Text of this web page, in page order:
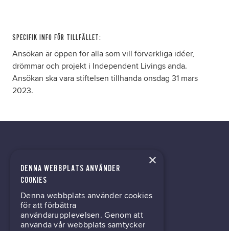
SPECIFIK INFO FÖR TILLFÄLLET:
Ansökan är öppen för alla som vill förverkliga idéer,
drömmar och projekt i Independent Livings anda.
Ansökan ska vara stiftelsen tillhanda onsdag 31 mars
2023.
kontor@gil.se
031-63 64 80
×
DENNA WEBBPLATS ANVÄNDER
COOKIES
Denna webbplats använder cookies
för att förbättra
användarupplevelsen. Genom att
använda vår webbplats samtycker